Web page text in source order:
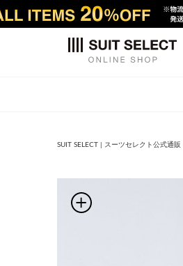
SUIT SELECT | スーツセレクト公式通販